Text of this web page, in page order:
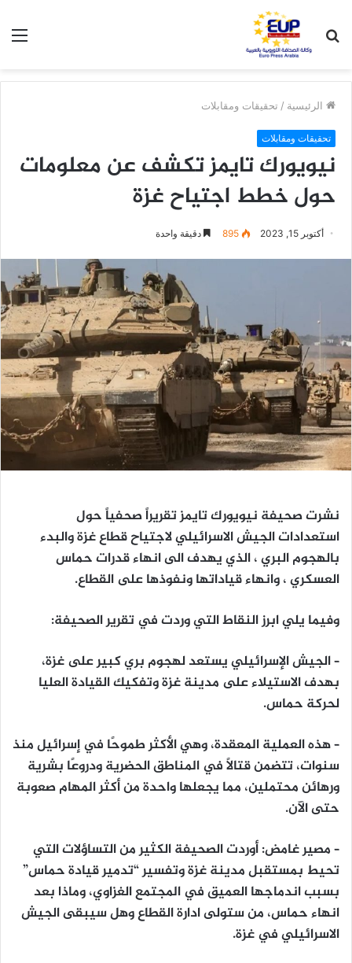
عن
الرئيسية / تحقيقات ومقابلات
تحقيقات ومقابلات
نيويورك تايمز تكشف عن معلومات
حول خطط اجتياح غزة
أكتوبر 15, 2023 895 دقيقة واحدة
نشرت صحيفة نيويورك تايمز تقريراً صحفياً حول
استعدادات الجيش الاسرائيلي لاجتياح قطاع غزة والبدء
بالهجوم البري ، الذي يهدف الى انهاء قدرات حماس
العسكري ، وانهاء قياداتها ونفوذها على القطاع.
وفيما يلي ابرز النقاط التي وردت في تقرير الصحيفة:
– الجيش الإسرائيلي يستعد لهجوم بري كبير على غزة،
بهدف الاستيلاء على مدينة غزة وتفكيك القيادة العليا
لحركة حماس.
– هذه العملية المعقدة، وهي الأكثر طموحًا في إسرائيل منذ
سنوات، تتضمن قتالًا في المناطق الحضرية ودروعًا بشرية
ورهائن محتملين، مما يجعلها واحدة من أكثر المهام صعوبة
حتى الآن.
– مصير غامض: أوردت الصحيفة الكثير من التساؤلات التي
تحيط بمستقبل مدينة غزة وتفسير “تدمير قيادة حماس”
بسبب اندماجها العميق في المجتمع الغزاوي، وماذا بعد
انهاء حماس، من ستولى ادارة القطاع وهل سيبقى الجيش
الاسرائيلي في غزة.